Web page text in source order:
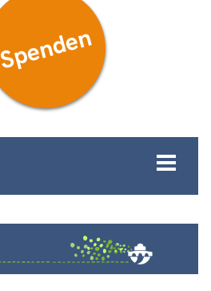
Spenden